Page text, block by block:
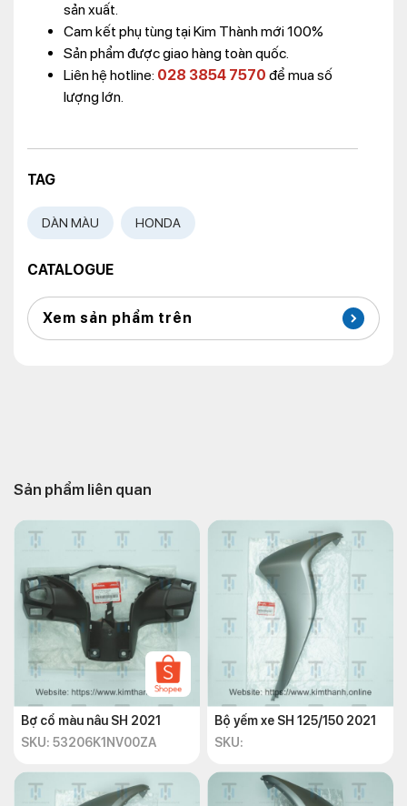
sản xuất.
Cam kết phụ tùng tại Kim Thành mới 100%
Sản phẩm được giao hàng toàn quốc.
Liên hệ hotline: 028 3854 7570 để mua số
lượng lớn.
TAG
DÀN MÀU HONDA
CATALOGUE
Xem sản phẩm trên
Sản phẩm liên quan
Bợ cổ màu nâu SH 2021
SKU: 53206K1NV00ZA
Bộ yếm xe SH 125/150 2021
SKU: